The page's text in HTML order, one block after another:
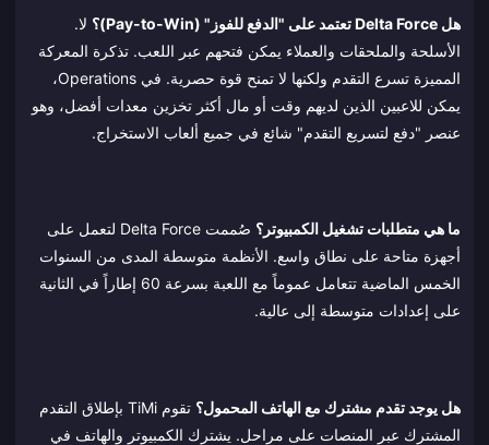
هل Delta Force تعتمد على "الدفع للفوز" (Pay-to-Win)؟
لا.
الأسلحة والملحقات والعملاء يمكن فتحهم عبر اللعب. تذكرة المعركة
المميزة تسرع التقدم ولكنها لا تمنح قوة حصرية. في Operations،
يمكن للاعبين الذين لديهم وقت أو مال أكثر تخزين معدات أفضل، وهو
عنصر "دفع لتسريع التقدم" شائع في جميع ألعاب الاستخراج.
ما هي متطلبات تشغيل الكمبيوتر؟
صُممت Delta Force لتعمل على
أجهزة متاحة على نطاق واسع. الأنظمة متوسطة المدى من السنوات
الخمس الماضية تتعامل عموماً مع اللعبة بسرعة 60 إطاراً في الثانية
على إعدادات متوسطة إلى عالية.
هل يوجد تقدم مشترك مع الهاتف المحمول؟
تقوم TiMi بإطلاق التقدم
المشترك عبر المنصات على مراحل. يشترك الكمبيوتر والهاتف في